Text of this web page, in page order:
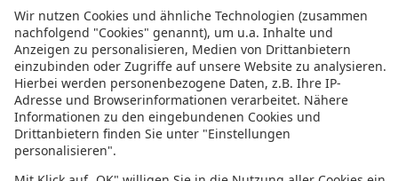
Best Western Plus Hotel Felice Casati
ME Milan Il Duca
Golf Hotel Milano
Italia
Eco-Hotel La Residenza